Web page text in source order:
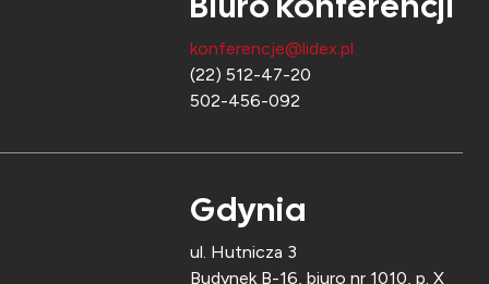
konferencje@lidex.pl
(22) 512-47-20
502-456-092
Gdynia
ul. Hutnicza 3
Budynek B-16, biuro nr 1010, p. X